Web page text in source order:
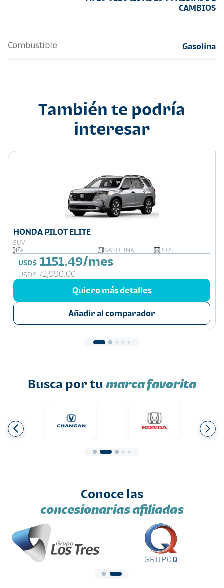
CAMBIOS
Combustible Gasolina
También te podría
interesar
HONDA PILOT ELITE
SUV
AT
GASOLINA 2025
USD$ 1151.49/mes
USD$ 72,990.00
Quiero más detalles
Añadir al comparador
Busca por tu marca favorita
Conoce las
concesionarias afiliadas